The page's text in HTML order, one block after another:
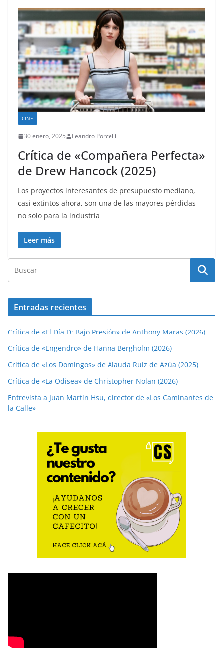
CINE
30 enero, 2025 Leandro Porcelli
Crítica de «Compañera Perfecta»
de Drew Hancock (2025)
Los proyectos interesantes de presupuesto mediano,
casi extintos ahora, son una de las mayores pérdidas
no solo para la industria
Leer más
Entradas recientes
Crítica de «El Día D: Bajo Presión» de Anthony Maras (2026)
Crítica de «Engendro» de Hanna Bergholm (2026)
Crítica de «Los Domingos» de Alauda Ruiz de Azúa (2025)
Crítica de «La Odisea» de Christopher Nolan (2026)
Entrevista a Juan Martín Hsu, director de «Los Caminantes de
la Calle»